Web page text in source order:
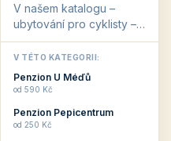
cyklisty
V našem katalogu –
ubytování pro cyklisty –
jsou pro Vás připraveny
objekty, které jsou na
milovníky cykloturistiky
připraveny. Většinou mají
V TÉTO KATEGORII:
Penzion U Méďů
od 590 Kč
Penzion Pepicentrum
od 250 Kč